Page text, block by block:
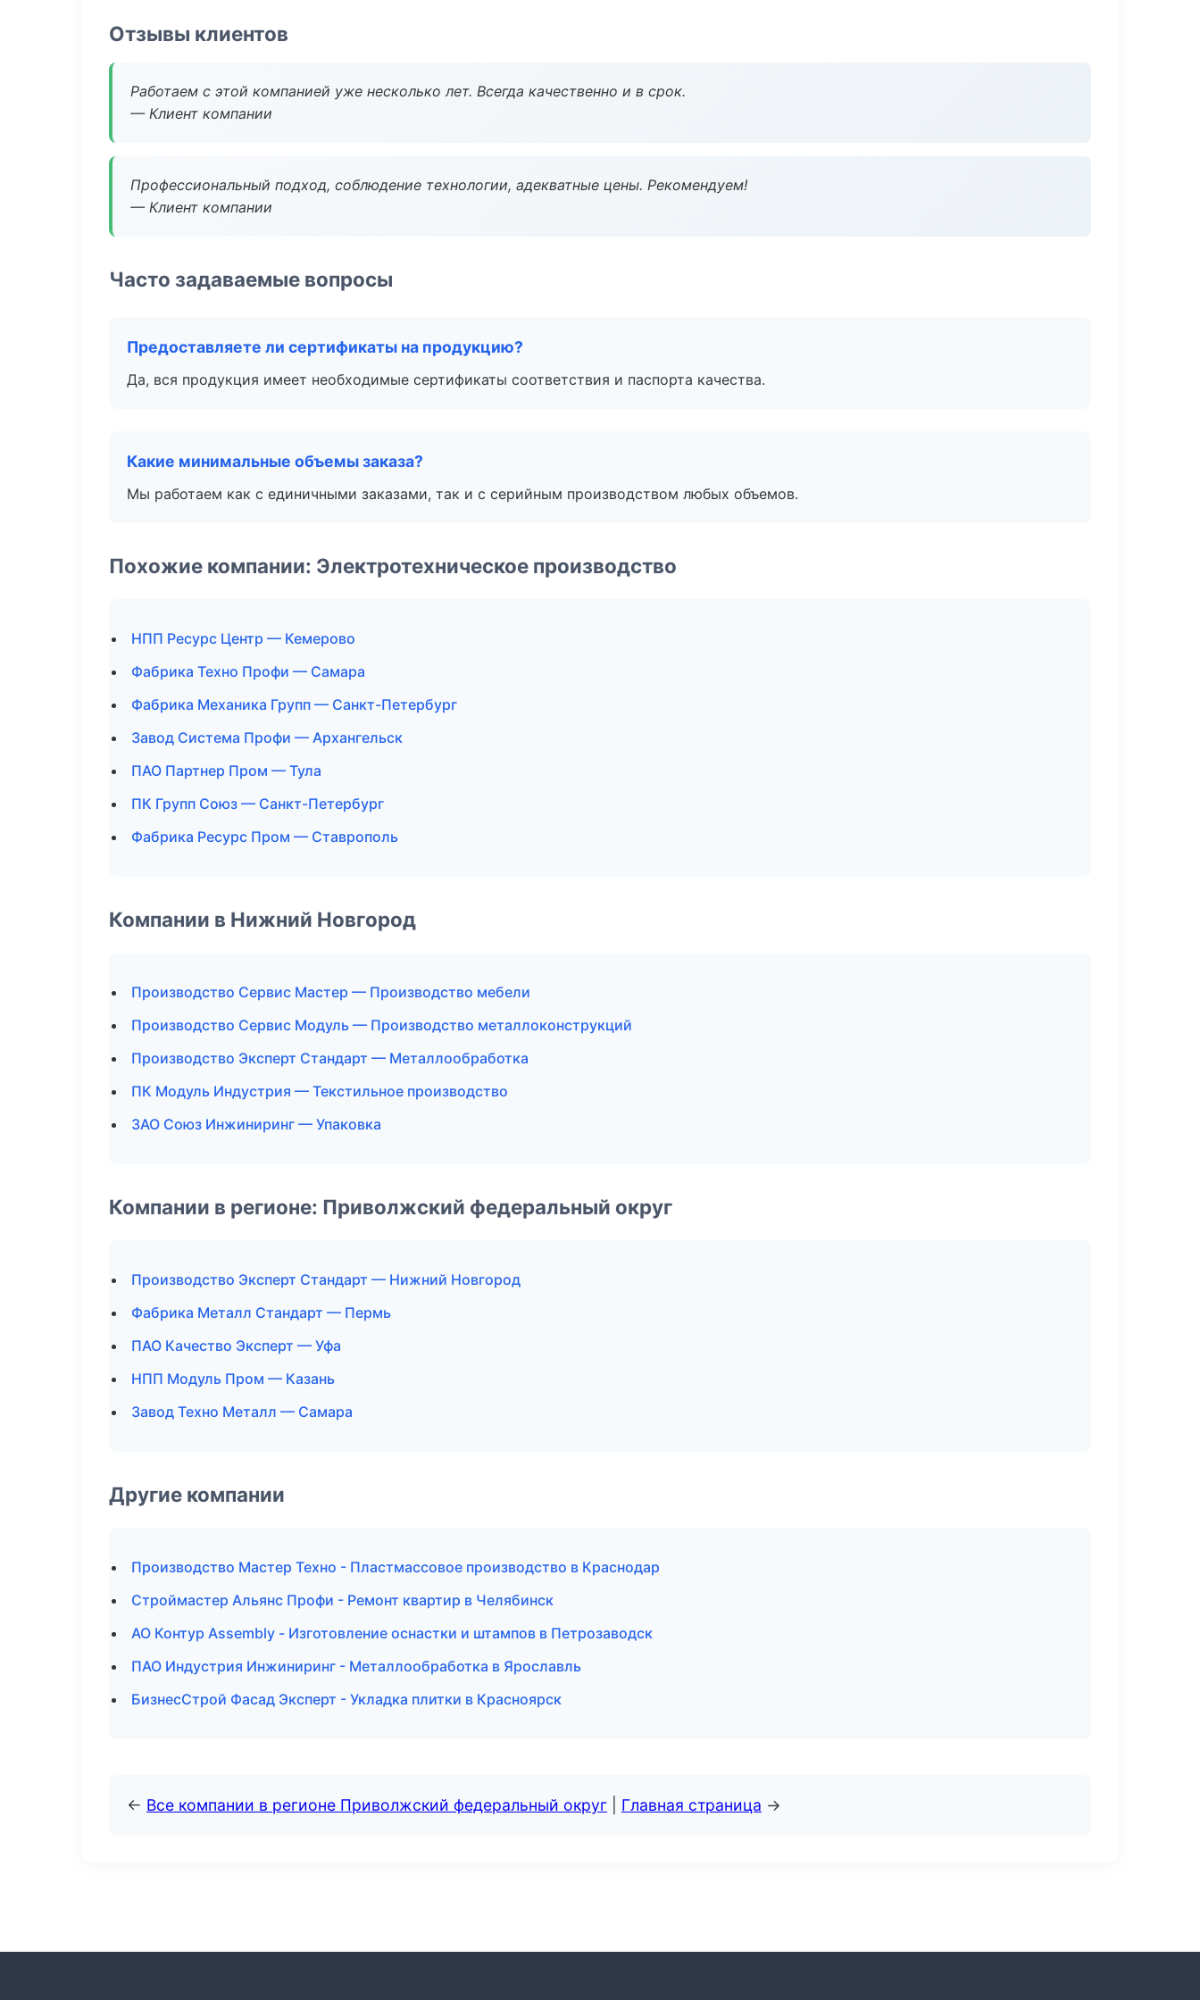
Отзывы клиентов
Работаем с этой компанией уже несколько лет. Всегда качественно и в срок.
— Клиент компании
Профессиональный подход, соблюдение технологии, адекватные цены. Рекомендуем!
— Клиент компании
Часто задаваемые вопросы
Предоставляете ли сертификаты на продукцию?
Да, вся продукция имеет необходимые сертификаты соответствия и паспорта качества.
Какие минимальные объемы заказа?
Мы работаем как с единичными заказами, так и с серийным производством любых объемов.
Похожие компании: Электротехническое производство
НПП Ресурс Центр — Кемерово
Фабрика Техно Профи — Самара
Фабрика Механика Групп — Санкт-Петербург
Завод Система Профи — Архангельск
ПАО Партнер Пром — Тула
ПК Групп Союз — Санкт-Петербург
Фабрика Ресурс Пром — Ставрополь
Компании в Нижний Новгород
Производство Сервис Мастер — Производство мебели
Производство Сервис Модуль — Производство металлоконструкций
Производство Эксперт Стандарт — Металлообработка
ПК Модуль Индустрия — Текстильное производство
ЗАО Союз Инжиниринг — Упаковка
Компании в регионе: Приволжский федеральный округ
Производство Эксперт Стандарт — Нижний Новгород
Фабрика Металл Стандарт — Пермь
ПАО Качество Эксперт — Уфа
НПП Модуль Пром — Казань
Завод Техно Металл — Самара
Другие компании
Производство Мастер Техно - Пластмассовое производство в Краснодар
Строймастер Альянс Профи - Ремонт квартир в Челябинск
АО Контур Assembly - Изготовление оснастки и штампов в Петрозаводск
ПАО Индустрия Инжиниринг - Металлообработка в Ярославль
БизнесСтрой Фасад Эксперт - Укладка плитки в Красноярск
← Все компании в регионе Приволжский федеральный округ Главная страница →